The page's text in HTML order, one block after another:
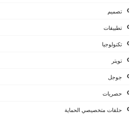
تصميم
تطبيقات
تكنولوجيا
تويتر
جوجل
حصريات
حلقات متخصيصي الحماية